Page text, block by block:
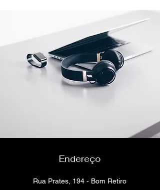
Endereço
Rua Prates, 194 - Bom Retiro